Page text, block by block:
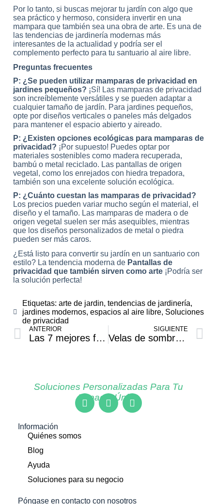
Por lo tanto, si buscas mejorar tu jardín con algo que
sea práctico y hermoso, considera invertir en una
mampara que también sea una obra de arte. Es una de
las tendencias de jardinería modernas más
interesantes de la actualidad y podría ser el
complemento perfecto para tu santuario al aire libre.
Preguntas frecuentes
P: ¿Se pueden utilizar mamparas de privacidad en
jardines pequeños? ¡Sí! Las mamparas de privacidad
son increíblemente versátiles y se pueden adaptar a
cualquier tamaño de jardín. Para jardines pequeños,
opte por diseños verticales o paneles más delgados
para mantener el espacio abierto y aireado.
P: ¿Existen opciones ecológicas para mamparas de
privacidad? ¡Por supuesto! Puedes optar por
materiales sostenibles como madera recuperada,
bambú o metal reciclado. Las pantallas de origen
vegetal, como los enrejados con hiedra trepadora,
también son una excelente solución ecológica.
P: ¿Cuánto cuestan las mamparas de privacidad?
Los precios pueden variar mucho según el material, el
diseño y el tamaño. Las mamparas de madera o de
origen vegetal suelen ser más asequibles, mientras
que los diseños personalizados de metal o piedra
pueden ser más caros.
¿Está listo para convertir su jardín en un santuario con
estilo? La tendencia moderna de Pantallas de
privacidad que también sirven como arte¡Podría ser
la solución perfecta!
Etiquetas: arte de jardin, tendencias de jardinería,
jardines modernos, espacios al aire libre, Soluciones
de privacidad
ANTERIOR
Las 7 mejores formas de velas de sombra para mejorar el diseño de su jardín
SIGUIENTE
Velas de sombra asequibles: opciones económicas para cualquier jardín
Soluciones Personalizadas Para Tu
Espacio Único
Información
Quiénes somos
Blog
Ayuda
Soluciones para su negocio
Póngase en contacto con nosotros